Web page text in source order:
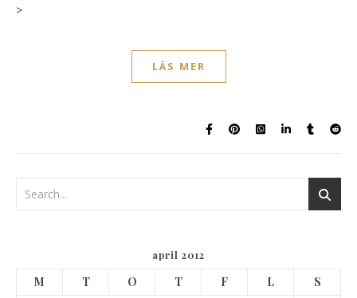
>
LÄS MER
april 2012
M T O T F L
S